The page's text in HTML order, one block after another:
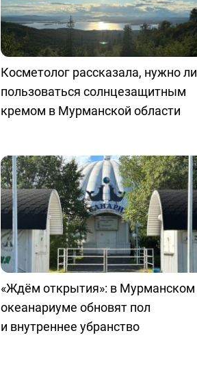
Косметолог рассказала, нужно ли
пользоваться солнцезащитным
кремом в Мурманской области
«Ждём открытия»: в Мурманском
океанариуме обновят пол
и внутреннее убранство